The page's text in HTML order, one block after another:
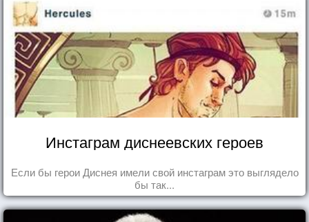
Инстаграм диснеевских героев
Если бы герои Диснея имели свой инстаграм это выглядело
бы так...